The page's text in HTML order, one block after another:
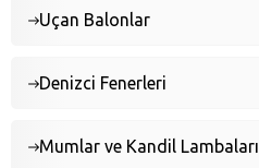
Uçan Balonlar
Denizci Fenerleri
Mumlar ve Kandil Lambaları